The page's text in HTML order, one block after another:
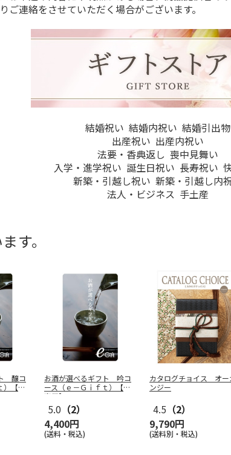
りご連絡をさせていただく場合がございます。
結婚祝い 結婚内祝い 結婚引出物
出産祝い 出産内祝い
法要・香典返し 喪中見舞い
入学・進学祝い 誕生日祝い 長寿祝い
新築・引越し祝い 新築・引越し内
法人・ビジネス 手土産
す。
醸コ
）【弔
お酒が選べるギフト 吟コ
ース（ｅ－Ｇｉｆｔ）【慶
事用】
5.0 （2）
4,400円
(送料・税込)
カタログチョイス オー
ンジー
4.5 （2）
9,790円
(送料別・税込)